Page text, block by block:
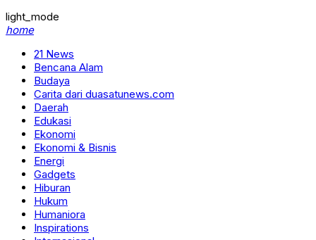
light_mode
home
21 News
Bencana Alam
Budaya
Carita dari duasatunews.com
Daerah
Edukasi
Ekonomi
Ekonomi & Bisnis
Energi
Gadgets
Hiburan
Hukum
Humaniora
Inspirations